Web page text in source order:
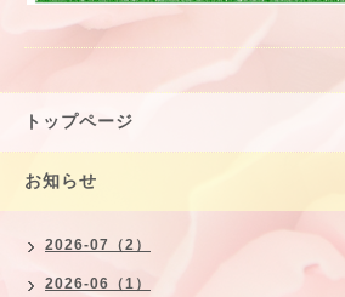
トップページ
お知らせ
2026-07（2）
2026-06（1）